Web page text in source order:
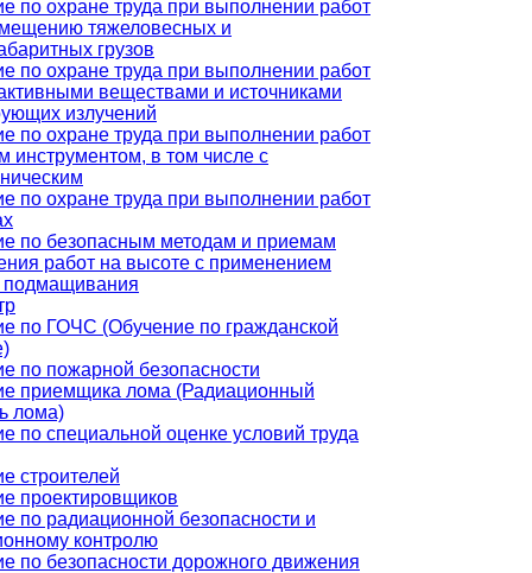
по охране труда при выполнении работ
тяжеловесных и
грузов
по охране труда при выполнении работ
веществами и источниками
излучений
по охране труда при выполнении работ
инструментом, в том числе с
по охране труда при выполнении работ
по безопасным методам и приемам
работ на высоте с применением
подмащивания
по ГОЧС (Обучение по гражданской
по пожарной безопасности
приемщика лома (Радиационный
лома)
по специальной оценке условий труда
строителей
проектировщиков
по радиационной безопасности и
контролю
по безопасности дорожного движения